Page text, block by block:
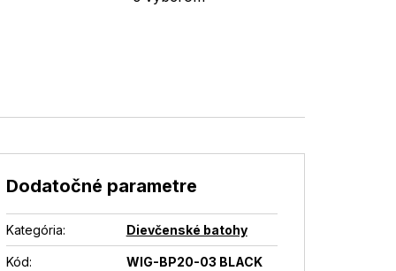
Dodatočné parametre
Kategória: Dievčenské batohy
Kód: WIG-BP20-03 BLACK